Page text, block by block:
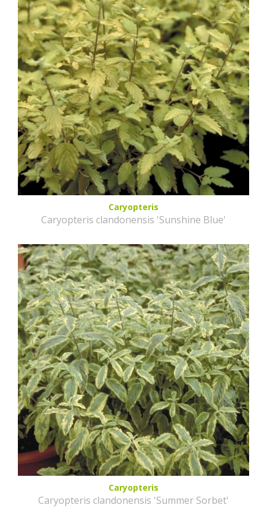
Caryopteris
Caryopteris clandonensis 'Sunshine Blue'
Caryopteris
Caryopteris clandonensis 'Summer Sorbet'